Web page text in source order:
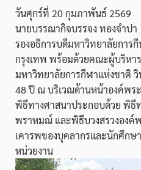
วันศุกร์ที่ 20 กุมภาพันธ์ 2569
นายบรรณากิจบรรจง ทองจำปา
รองอธิการบดีมหาวิทยาลัยการ
กรุงเทพ พร้อมด้วยคณะผู้บริหา
มหาวิทยาลัยการกีฬาแห่งชาติ
48 ปี ณ บริเวณด้านหน้าองค์พร
พิธีทางศาสนาประกอบด้วย พิ
พราหมณ์ และพิธีบวงสรวงอง
เคารพของบุคลากรและนักศึกษ
หน่วยงาน